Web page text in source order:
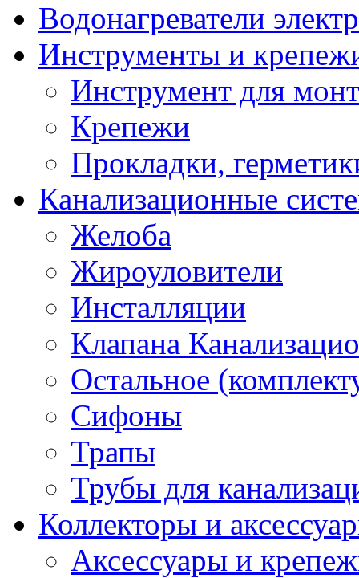
Водонагреватели
Инструменты и
Инструмент для
Крепежи
Прокладки,
Канализационные
Желоба
Жироуловители
Инсталляции
Клапана
Остальное
Сифоны
Трапы
Трубы для
Коллекторы и
Аксессуары и